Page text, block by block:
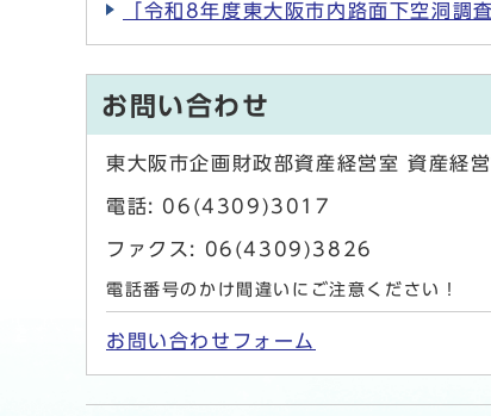
「令和8年度東大阪市内路面下空洞調
お問い合わせ
東大阪市企画財政部資産経営室 資産経
電話: 06(4309)3017
ファクス: 06(4309)3826
電話番号のかけ間違いにご注意ください！
お問い合わせフォーム